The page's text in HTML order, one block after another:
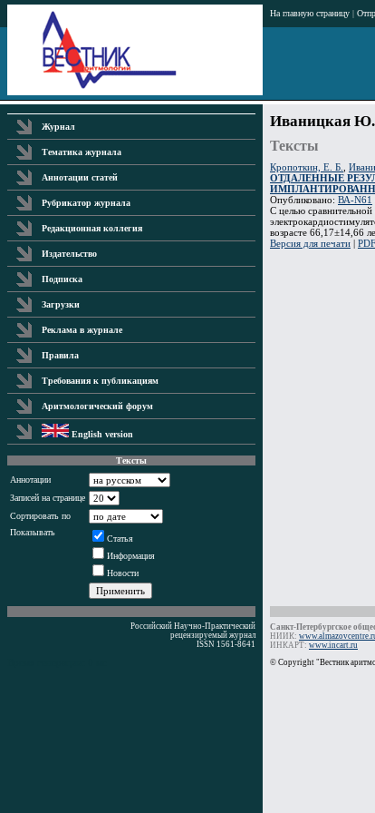
На главную страницу |
Журнал
Тематика журнала
Аннотации статей
Рубрикатор журнала
Редакционная коллегия
Издательство
Подписка
Загрузки
Реклама в журнале
Правила
Требования к публикациям
Аритмологический форум
English version
Тексты
Аннотации
Записей на странице
Сортировать по
Показывать
Статья
Информация
Новости
Иваницкая
Тексты
Кропоткин, Е. Б.
ОТДАЛЕННЫЕ
Опубликовано: ВА-N61
С целью
возрасте 66,17±14,66
Версия для печати |
Российский Научно-Практический
рецензируемый журнал
ISSN 1561-8641
Санкт-Петербургское
НИИК:
ИНКАРТ: www.incart.ru
© Copyright "Вестник